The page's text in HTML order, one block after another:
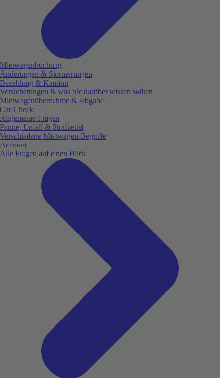
Mietwagenbuchung
Änderungen & Stornierungen
Bezahlung & Kaution
Versicherungen & was Sie darüber wissen sollten
Mietwagenübernahme & -abgabe
Car Check
Allgemeine Fragen
Panne, Unfall & Strafzettel
Verschiedene Mietwagen-Begriffe
Account
Alle Fragen auf einen Blick